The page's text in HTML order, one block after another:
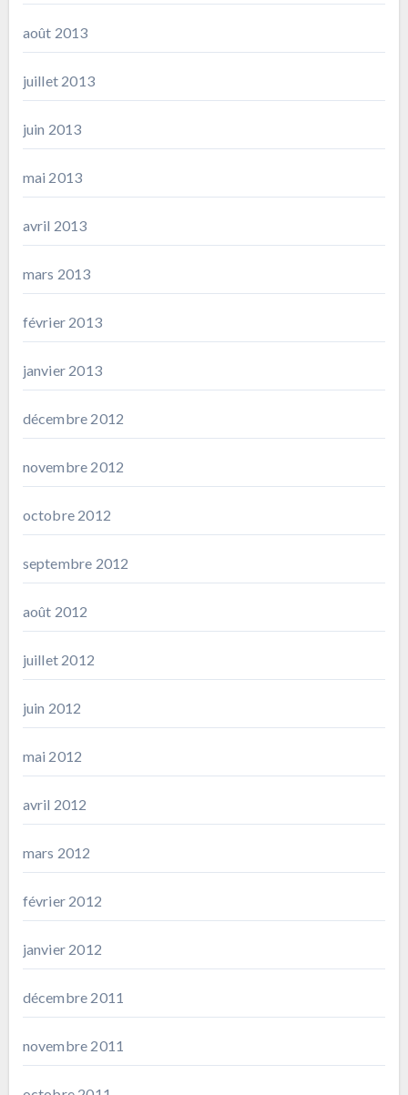
août 2013
juillet 2013
juin 2013
mai 2013
avril 2013
mars 2013
février 2013
janvier 2013
décembre 2012
novembre 2012
octobre 2012
septembre 2012
août 2012
juillet 2012
juin 2012
mai 2012
avril 2012
mars 2012
février 2012
janvier 2012
décembre 2011
novembre 2011